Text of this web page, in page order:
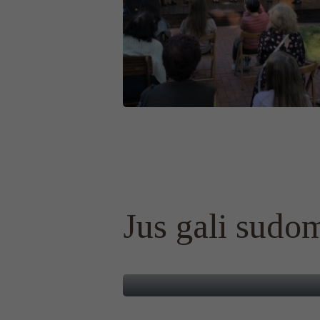
Jus gali